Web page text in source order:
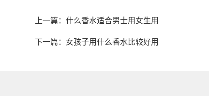
上一篇： 什么香水适合男士用女生用
下一篇： 女孩子用什么香水比较好用